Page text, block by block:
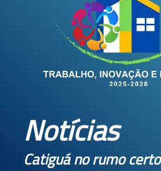
Notícias
Catiguá no rumo certo